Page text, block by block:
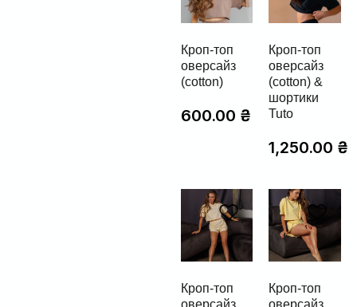
Кроп-топ
оверсайз
(cotton)
600.00 ₴
Кроп-топ
оверсайз
(cotton) &
шортики
Tuto
1,250.00 ₴
Кроп-топ
оверсайз
Кроп-топ
оверсайз